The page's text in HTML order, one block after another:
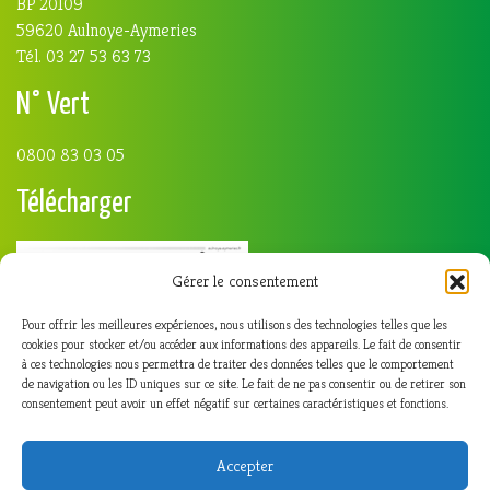
Gérer le consentement
Pour offrir les meilleures expériences, nous utilisons des technologies telles que les
cookies pour stocker et/ou accéder aux informations des appareils. Le fait de consentir
à ces technologies nous permettra de traiter des données telles que le comportement
de navigation ou les ID uniques sur ce site. Le fait de ne pas consentir ou de retirer son
consentement peut avoir un effet négatif sur certaines caractéristiques et fonctions.
Accepter
59620 Aulnoye-Aymeries
Tél. 03 27 53 63 73
N° Vert
0800 83 03 05
Télécharger